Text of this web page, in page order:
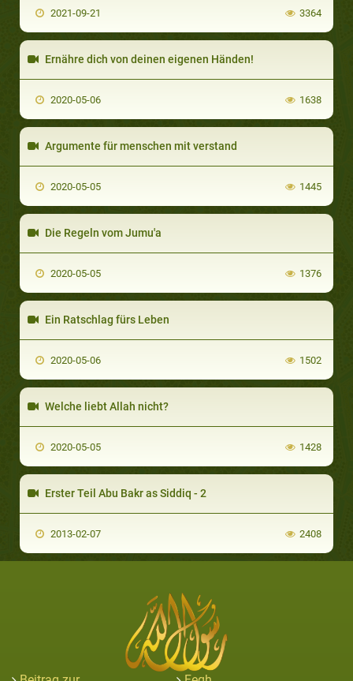
2021-09-21 3364
Ernähre dich von deinen eigenen Händen!
2020-05-06 1638
Argumente für menschen mit verstand
2020-05-05 1445
Die Regeln vom Jumu'a
2020-05-05 1376
Ein Ratschlag fürs Leben
2020-05-06 1502
Welche liebt Allah nicht?
2020-05-05 1428
Erster Teil Abu Bakr as Siddiq - 2
2013-02-07 2408